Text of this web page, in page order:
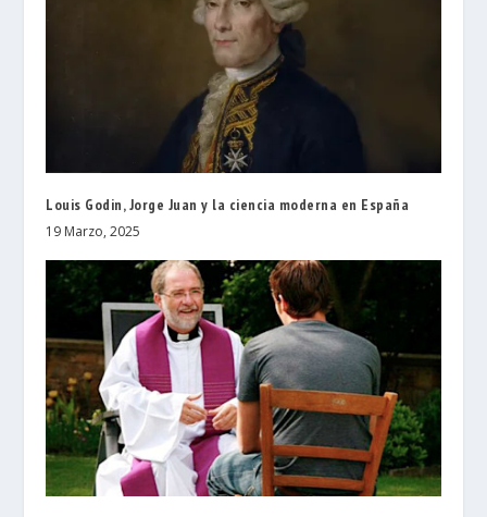
Louis Godin, Jorge Juan y la ciencia moderna en España
19 Marzo, 2025